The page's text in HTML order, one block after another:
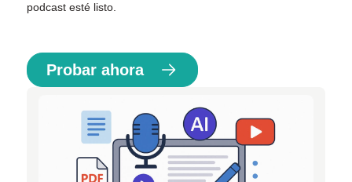
podcast esté listo.
Probar ahora